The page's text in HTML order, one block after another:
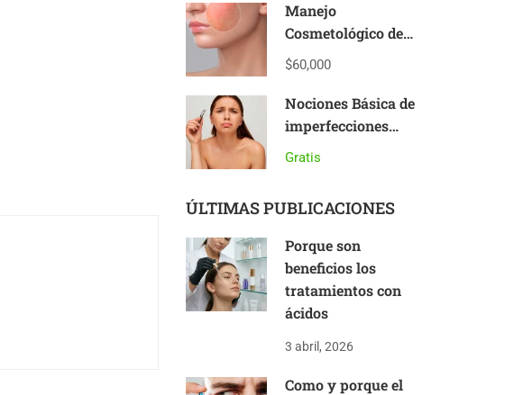
Manejo
Cosmetológico de
Pieles Sensibles y
$60,000
Nociones Básica de
imperfecciones
cutáneas
Gratis
ÚLTIMAS PUBLICACIONES
Porque son
beneficios los
tratamientos con
ácidos
3 abril, 2026
Como y porque el